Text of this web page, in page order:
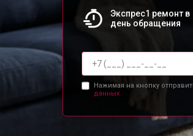
Экспрес1 ремонт в
день обращения
Нажимая на кнопку
данных.